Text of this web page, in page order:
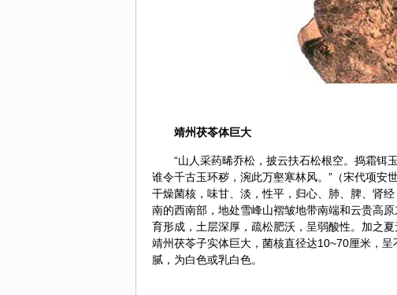
靖州茯苓体巨大
“山人采药晞乔松，披云扶石松根空。捣霜铒
谁令千古玉环秽，涴此万壑寒林风。”（宋代项安
干燥菌核，味甘、淡，性平，归心、肺、脾、肾
南的西南部，地处雪峰山褶皱地带南端和云贵高
育形成，土层深厚，疏松肥沃，呈弱酸性。加之
靖州茯苓子实体巨大，菌核直径达10~70厘米，
腻，为白色或乳白色。